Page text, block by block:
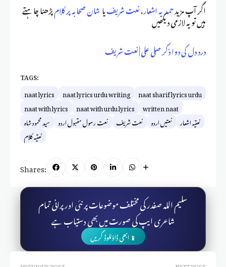
اگر آپ مزیدحمدیہ اشعار،نعت شریفیاشان صحابہ پر کلامپڑھنا چاہتے
ہیں تو یہ لازمی دیکھیں
درد دل کی دوا ذکر صلی علی | نعت شریف
TAGS:
naat lyrics naat lyrics urdu writing naat sharif lyrics urdu
naat with lyrics naat with urdu lyrics written naat
سید محمود شاہ نعت رسول مقبول اردو نعت شریف نعتیں اردو نعتیہ اشعار
نعتیہ کلام
Shares:
سلیم اللہ صفدر کی مختلف موضوعات پر نئی اور پرانی تمام
شاعری ایپ کی صورت میں بھی دستیاب ہے
📱 ابھی ڈاؤنلوڈ کریں